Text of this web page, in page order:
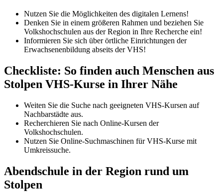
Nutzen Sie die Möglichkeiten des digitalen Lernens!
Denken Sie in einem größeren Rahmen und beziehen Sie
Volkshochschulen aus der Region in Ihre Recherche ein!
Informieren Sie sich über örtliche Einrichtungen der
Erwachsenenbildung abseits der VHS!
Checkliste: So finden auch Menschen aus
Stolpen VHS-Kurse in Ihrer Nähe
Weiten Sie die Suche nach geeigneten VHS-Kursen auf
Nachbarstädte aus.
Recherchieren Sie nach Online-Kursen der
Volkshochschulen.
Nutzen Sie Online-Suchmaschinen für VHS-Kurse mit
Umkreissuche.
Abendschule in der Region rund um
Stolpen